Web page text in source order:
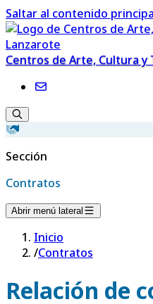
Saltar al contenido
Centros de Arte, Cultura y
Sección
Contratos
Abrir menú lateral
Inicio
/Contratos
Relación de